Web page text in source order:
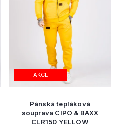
AKCE
Pánská tepláková
souprava CIPO & BAXX
CLR150 YELLOW